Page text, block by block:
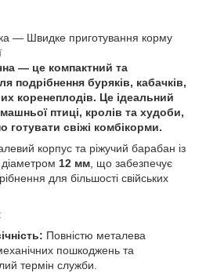
— Швидке приготування корму
— це компактний та
подрібнення буряків, кабачків,
коренеплодів. Це ідеальний
птиці, кролів та худоби,
готувати свіжі комбікорми.
корпус та ріжучий барабан із
12 мм , що забезпечує
для більшості свійських
Повністю металева
пошкоджень та
термін служби.